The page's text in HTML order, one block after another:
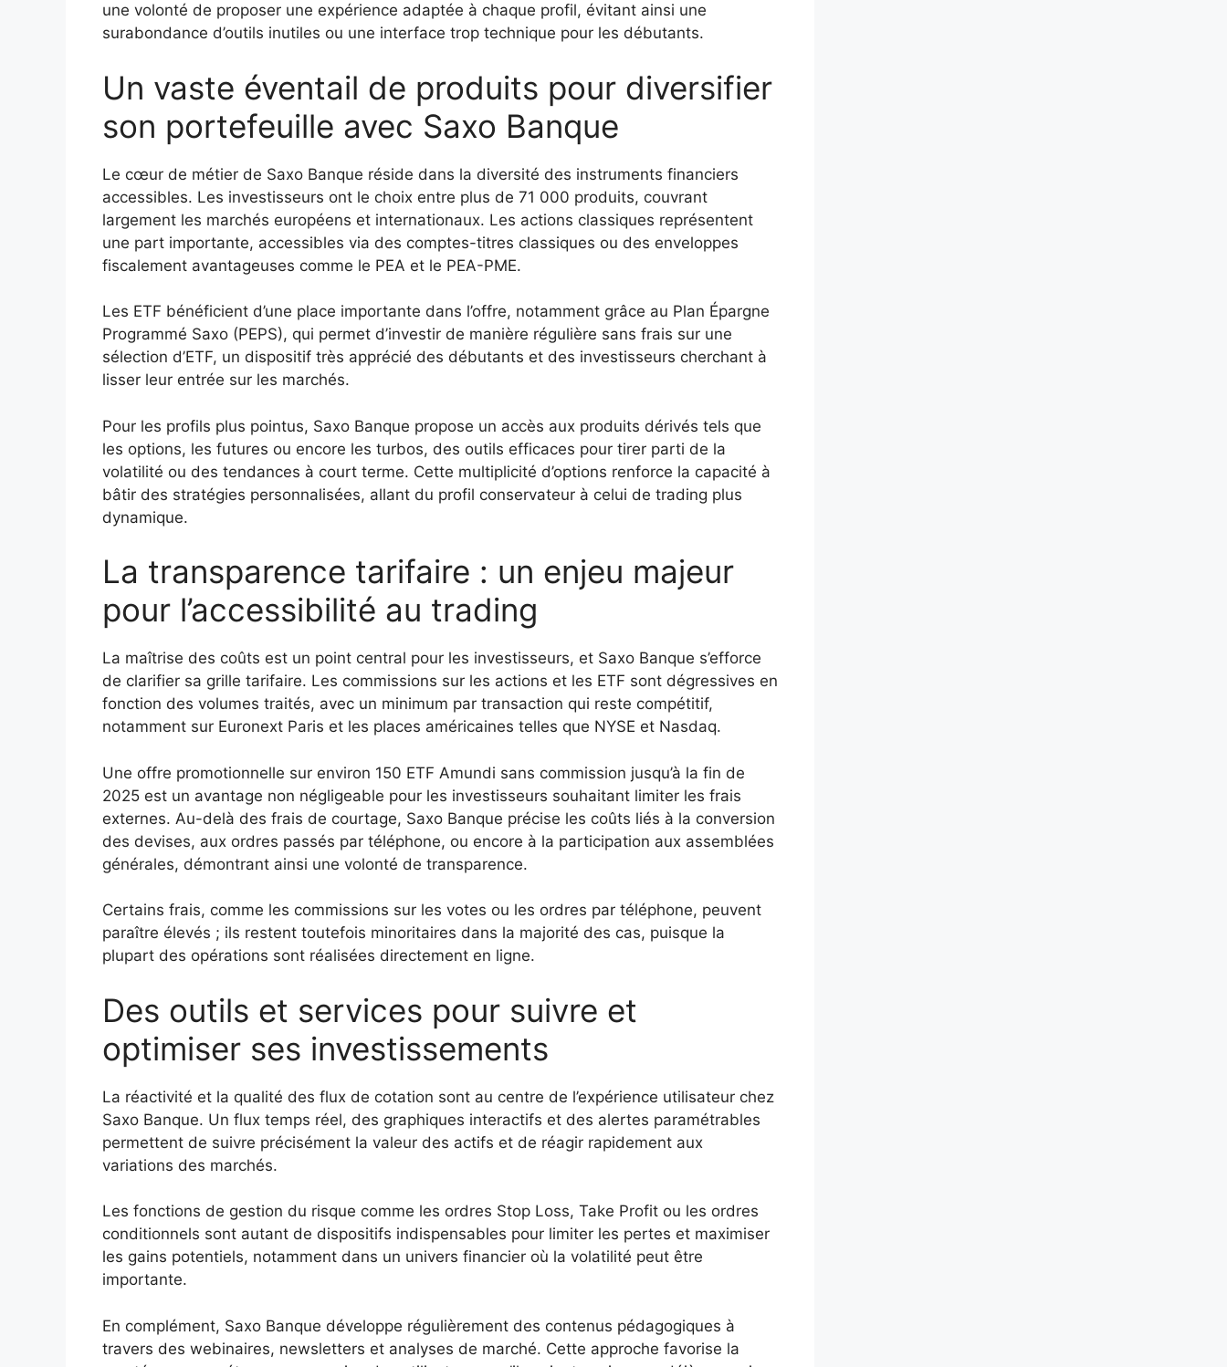
une volonté de proposer une expérience adaptée à chaque profil, évitant ainsi une
surabondance d’outils inutiles ou une interface trop technique pour les débutants.
Un vaste éventail de produits pour diversifier
son portefeuille avec Saxo Banque
Le cœur de métier de Saxo Banque réside dans la diversité des instruments financiers
accessibles. Les investisseurs ont le choix entre plus de 71 000 produits, couvrant
largement les marchés européens et internationaux. Les actions classiques représentent
une part importante, accessibles via des comptes-titres classiques ou des enveloppes
fiscalement avantageuses comme le PEA et le PEA-PME.
Les ETF bénéficient d’une place importante dans l’offre, notamment grâce au Plan Épargne
Programmé Saxo (PEPS), qui permet d’investir de manière régulière sans frais sur une
sélection d’ETF, un dispositif très apprécié des débutants et des investisseurs cherchant à
lisser leur entrée sur les marchés.
Pour les profils plus pointus, Saxo Banque propose un accès aux produits dérivés tels que
les options, les futures ou encore les turbos, des outils efficaces pour tirer parti de la
volatilité ou des tendances à court terme. Cette multiplicité d’options renforce la capacité à
bâtir des stratégies personnalisées, allant du profil conservateur à celui de trading plus
dynamique.
La transparence tarifaire : un enjeu majeur
pour l’accessibilité au trading
La maîtrise des coûts est un point central pour les investisseurs, et Saxo Banque s’efforce
de clarifier sa grille tarifaire. Les commissions sur les actions et les ETF sont dégressives en
fonction des volumes traités, avec un minimum par transaction qui reste compétitif,
notamment sur Euronext Paris et les places américaines telles que NYSE et Nasdaq.
Une offre promotionnelle sur environ 150 ETF Amundi sans commission jusqu’à la fin de
2025 est un avantage non négligeable pour les investisseurs souhaitant limiter les frais
externes. Au-delà des frais de courtage, Saxo Banque précise les coûts liés à la conversion
des devises, aux ordres passés par téléphone, ou encore à la participation aux assemblées
générales, démontrant ainsi une volonté de transparence.
Certains frais, comme les commissions sur les votes ou les ordres par téléphone, peuvent
paraître élevés ; ils restent toutefois minoritaires dans la majorité des cas, puisque la
plupart des opérations sont réalisées directement en ligne.
Des outils et services pour suivre et
optimiser ses investissements
La réactivité et la qualité des flux de cotation sont au centre de l’expérience utilisateur chez
Saxo Banque. Un flux temps réel, des graphiques interactifs et des alertes paramétrables
permettent de suivre précisément la valeur des actifs et de réagir rapidement aux
variations des marchés.
Les fonctions de gestion du risque comme les ordres Stop Loss, Take Profit ou les ordres
conditionnels sont autant de dispositifs indispensables pour limiter les pertes et maximiser
les gains potentiels, notamment dans un univers financier où la volatilité peut être
importante.
En complément, Saxo Banque développe régulièrement des contenus pédagogiques à
travers des webinaires, newsletters et analyses de marché. Cette approche favorise la